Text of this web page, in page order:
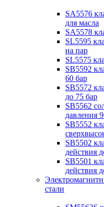
SA5576
для масла
SA5578
SL5595
на пар
SL5575
SB5592
60 бар
SB5572
до 75 бар
SB5562
давления
SB5552
SB5502
действия
SB5501
действия
стали